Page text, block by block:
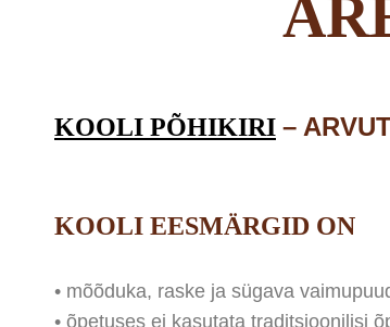
KOOLI PÕHIKIRI –
KOOLI EESMÄRGID ON
• mõõduka, raske ja sügava
• õpetuses ei kasutata traditsioonilisi